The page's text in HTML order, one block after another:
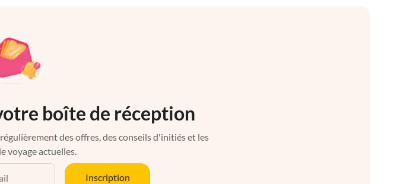
boîte de réception
des offres, des conseils d'initiés et les
voyage actuelles.
Inscription